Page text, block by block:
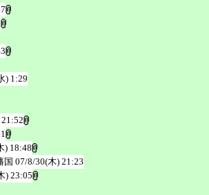
) 1:29
) 18:48
国 07/8/30(木) 21:23
) 23:05